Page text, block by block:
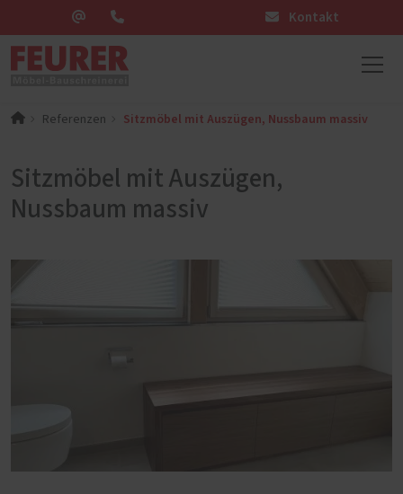
Kontakt
Referenzen Sitzmöbel mit Auszügen, Nussbaum massiv
Sitzmöbel mit Auszügen,
Nussbaum massiv